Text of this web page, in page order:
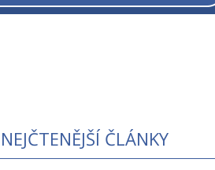
NEJČTENĚJŠÍ ČLÁNKY